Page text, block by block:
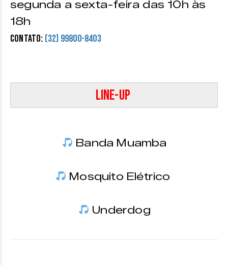
segunda a sexta-feira das 10h às
18h
Contato: (32) 99800-8403
Line-up
Banda Muamba
Mosquito Elétrico
Underdog